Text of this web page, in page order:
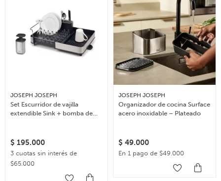
JOSEPH JOSEPH
Set Escurridor de vajilla
extendible Sink + bomba de
$ 195.000
3 cuotas sin interés de
$65.000
JOSEPH JOSEPH
Organizador de cocina Surface
acero inoxidable – Plateado
$ 49.000
En 1 pago de $49.000